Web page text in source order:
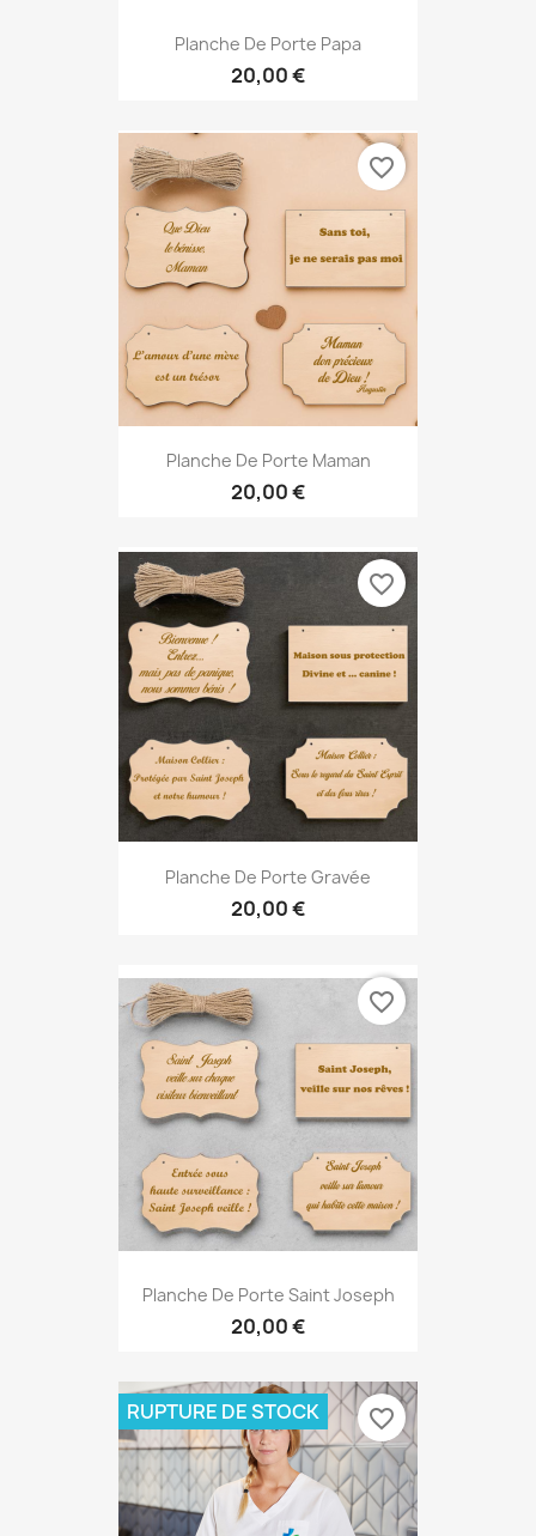
Planche De Porte Papa
20,00 €
Planche De Porte Maman
20,00 €
favorite_border
Planche De Porte Gravée
20,00 €
favorite_border
Planche De Porte Saint Joseph
20,00 €
favorite_border
RUPTURE DE STOCK favorite_border